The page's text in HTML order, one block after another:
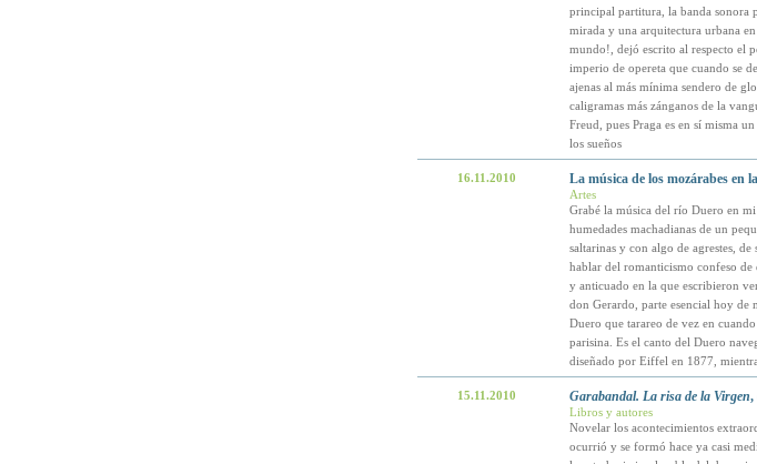
principal partitura, la banda sonora
mirada y una arquitectura urbana
mundo!, dejó escrito al respecto el
imperio de opereta que cuando se
ajenas al más mínima sendero de
caligramas más zánganos de la
Freud, pues Praga es en sí misma
los sueños
16.11.2010 La música de los mozárabes en
Artes
Grabé la música del río Duero en
humedades machadianas de un
saltarinas y con algo de agrestes,
hablar del romanticismo confeso
y anticuado en la que escribieron
don Gerardo, parte esencial hoy de
Duero que tarareo de vez en
parisina. Es el canto del Duero
diseñado por Eiffel en 1877,
15.11.2010 Garabandal. La risa de la Virgen,
Libros y autores
Novelar los acontecimientos
ocurrió y se formó hace ya casi